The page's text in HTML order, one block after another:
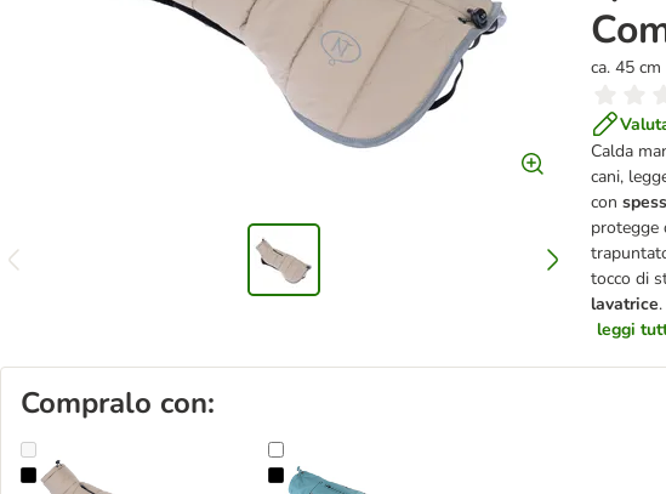
ca. 45
Calda
cani,
con
protegge
tocco di
lavatrice
leggi
Compralo con:
Mantella per cane Nomad Tales Bloom Quilted ComfortMantella per cane Softshell Nomad Tales Spirit